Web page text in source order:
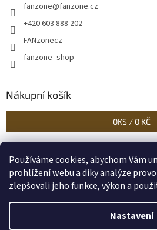
Používáme cookies, abychom Vám
prohlížení webu a díky analýze
zlepšovali jeho funkce, výkon a
Nastavení
fanzone@fanzone.cz
+420 603 888 202
FANzonecz
fanzone_shop
Nákupní košík
0KS / 0 KČ
Historické dokumenty Linoryty -
Vytvořil